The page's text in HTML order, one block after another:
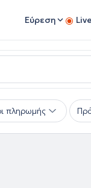
Εύρεση
πληρωμής